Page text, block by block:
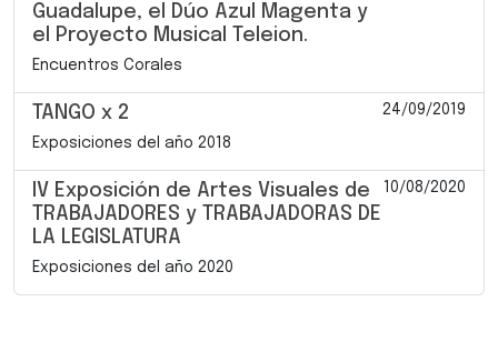
Guadalupe, el Dúo Azul Magenta y
el Proyecto Musical Teleion.
Encuentros Corales
TANGO x 2 24/09/2019
Exposiciones del año 2018
IV Exposición de Artes Visuales de
TRABAJADORES y TRABAJADORAS DE
LA LEGISLATURA
10/08/2020
Exposiciones del año 2020